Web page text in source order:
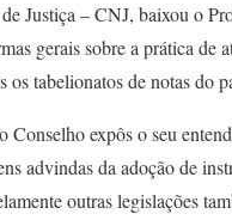
Justiça – CNJ, baixou o
gerais sobre a prática de
os tabelionatos de notas do
Conselho expôs o seu
advindas da adoção de
outras legislações